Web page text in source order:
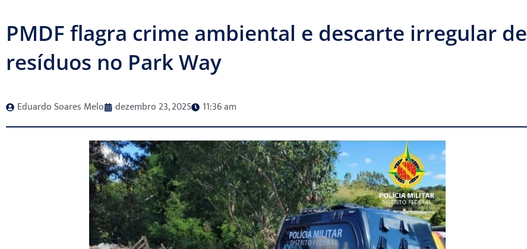
PMDF flagra crime ambiental e descarte irregular de
resíduos no Park Way
Eduardo Soares Melo dezembro 23, 2025 11:36 am